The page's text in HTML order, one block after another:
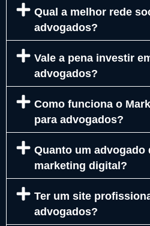
Qual a melhor rede
advogados?
Vale a pena investir
advogados?
Como funciona o
para advogados?
Quanto um advogado
marketing digital?
Ter um site
advogados?